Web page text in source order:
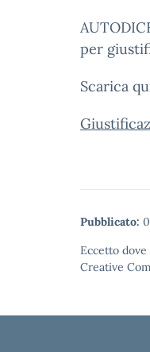
per
Scarica
Pubblicato:
Eccetto
Creative